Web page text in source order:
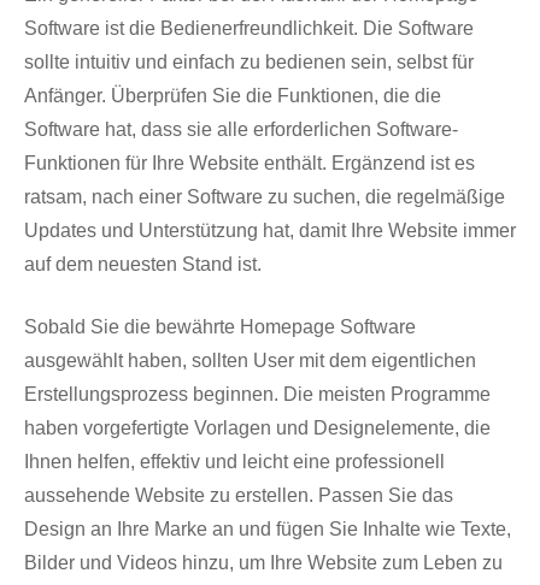
Software ist die Bedienerfreundlichkeit. Die Software
sollte intuitiv und einfach zu bedienen sein, selbst für
Anfänger. Überprüfen Sie die Funktionen, die die
Software hat, dass sie alle erforderlichen Software-
Funktionen für Ihre Website enthält. Ergänzend ist es
ratsam, nach einer Software zu suchen, die regelmäßige
Updates und Unterstützung hat, damit Ihre Website immer
auf dem neuesten Stand ist.
Sobald Sie die bewährte Homepage Software
ausgewählt haben, sollten User mit dem eigentlichen
Erstellungsprozess beginnen. Die meisten Programme
haben vorgefertigte Vorlagen und Designelemente, die
Ihnen helfen, effektiv und leicht eine professionell
aussehende Website zu erstellen. Passen Sie das
Design an Ihre Marke an und fügen Sie Inhalte wie Texte,
Bilder und Videos hinzu, um Ihre Website zum Leben zu